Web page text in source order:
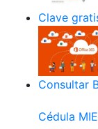
Clave
Consultar
Cédula